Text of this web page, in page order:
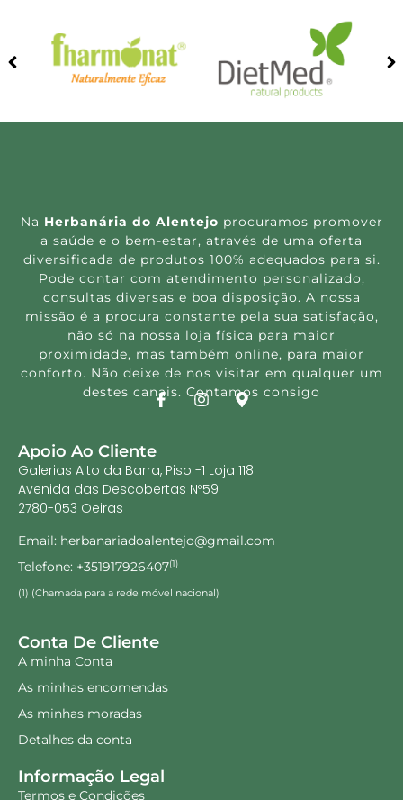
Na Herbanária do Alentejo procuramos promover
a saúde e o bem-estar, através de uma oferta
diversificada de produtos 100% adequados para si.
Pode contar com atendimento personalizado,
consultas diversas e boa disposição. A nossa
missão é a procura constante pela sua satisfação,
não só na nossa loja física para maior
proximidade, mas também online, para maior
conforto. Não deixe de nos visitar em qualquer um
destes canais. Contamos consigo
Apoio Ao Cliente
Galerias Alto da Barra, Piso -1 Loja 118
Avenida das Descobertas Nº59
2780-053 Oeiras
Email: herbanariadoalentejo@gmail.com
Telefone: +351917926407(1)
(1) (Chamada para a rede móvel nacional)
Conta De Cliente
A minha Conta
As minhas encomendas
As minhas moradas
Detalhes da conta
Informação Legal
Termos e Condições